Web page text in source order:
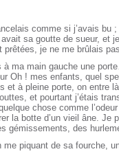
comme si j’avais bu
sa goutte de sueur, et
prêtées, je ne me brûlais
ma main gauche une
Oh ! mes enfants, quel
et à pleine porte, on entre
et pourtant j’étais
chose comme
la botte d’un vieil âne. Je
gémissements, des
piquant de sa fourche,